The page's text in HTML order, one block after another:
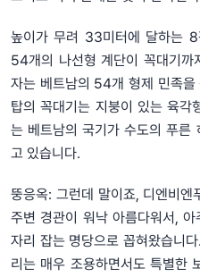
높이가 무려 33미터에 달하는
54개의 나선형 계단이 꼭대기
자는 베트남의 54개 형제 민족
탑의 꼭대기는 지붕이 있는 육각
는 베트남의 국기가 수도의 푸른
고 있습니다.
뚱응옥: 그런데 말이죠, 디엔비
주변 경관이 워낙 아름다워서,
자리 잡는 명당으로 꼽혀왔습니
리는 매우 조용하면서도 특별한